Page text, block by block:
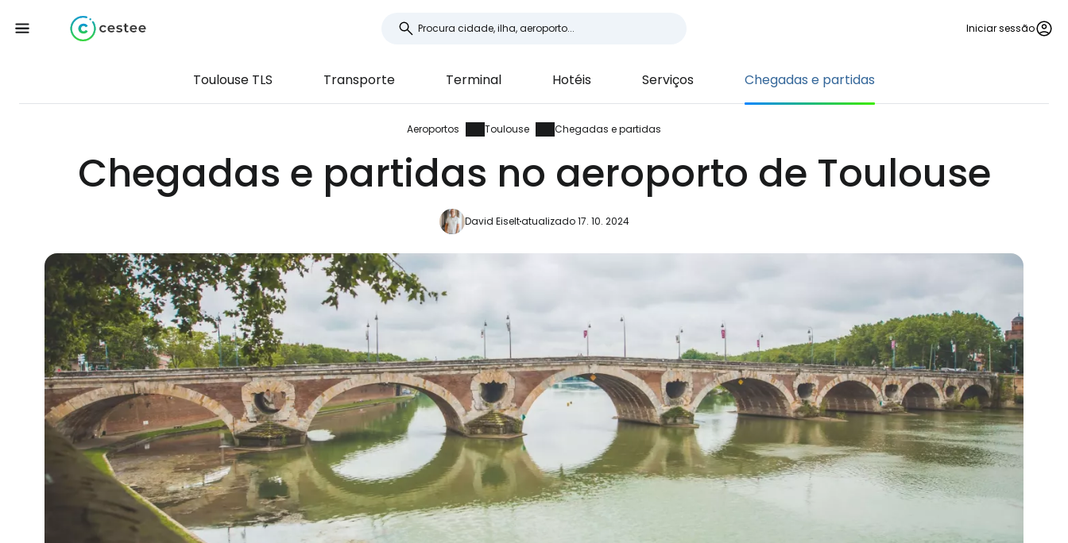
Iniciar sessão
Toulouse TLS Transporte Terminal Hotéis Serviços Chegadas e partidas
Aeroportos Toulouse Chegadas e partidas
Chegadas e partidas no aeroporto de Toulouse
David Eiseltatualizado 17. 10. 2024